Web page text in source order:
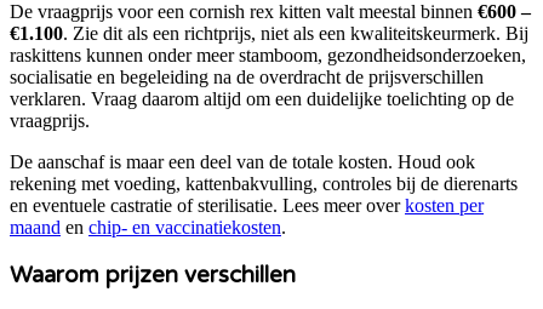
De vraagprijs voor een cornish rex kitten valt meestal binnen €600 –
€1.100. Zie dit als een richtprijs, niet als een kwaliteitskeurmerk. Bij
raskittens kunnen onder meer stamboom, gezondheidsonderzoeken,
socialisatie en begeleiding na de overdracht de prijsverschillen
verklaren. Vraag daarom altijd om een duidelijke toelichting op de
vraagprijs.
De aanschaf is maar een deel van de totale kosten. Houd ook
rekening met voeding, kattenbakvulling, controles bij de dierenarts
en eventuele castratie of sterilisatie. Lees meer over kosten per
maand en chip- en vaccinatiekosten.
Waarom prijzen verschillen